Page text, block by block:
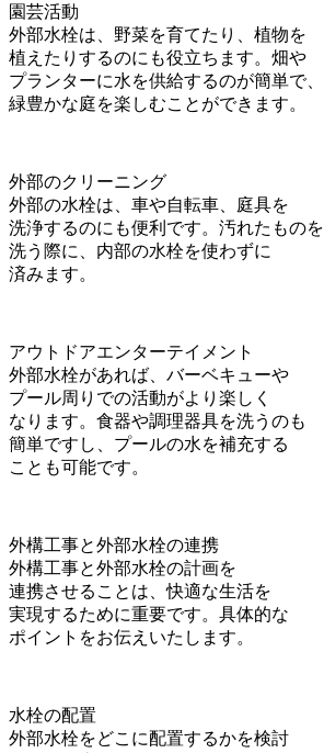
園芸活動
外部水栓は、野菜を育てたり、植物を
植えたりするのにも役立ちます。畑や
プランターに水を供給するのが簡単で、
緑豊かな庭を楽しむことができます。
外部のクリーニング
外部の水栓は、車や自転車、庭具を
洗浄するのにも便利です。汚れたものを
洗う際に、内部の水栓を使わずに
済みます。
アウトドアエンターテイメント
外部水栓があれば、バーベキューや
プール周りでの活動がより楽しく
なります。食器や調理器具を洗うのも
簡単ですし、プールの水を補充する
ことも可能です。
外構工事と外部水栓の連携
外構工事と外部水栓の計画を
連携させることは、快適な生活を
実現するために重要です。具体的な
ポイントをお伝えいたします。
水栓の配置
外部水栓をどこに配置するかを検討